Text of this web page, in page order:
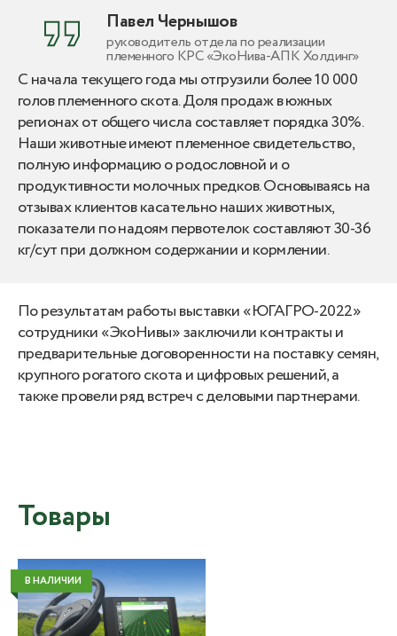
С начала текущего года мы отгрузили более 10 000
голов племенного скота. Доля продаж в южных
регионах от общего числа составляет порядка 30%.
Наши животные имеют племенное свидетельство,
полную информацию о родословной и о
продуктивности молочных предков. Основываясь на
отзывах клиентов касательно наших животных,
показатели по надоям первотелок составляют 30-36
кг/сут при должном содержании и кормлении.
Павел Чернышов
руководитель отдела по реализации
племенного КРС «ЭкоНива-АПК Холдинг»
По результатам работы выставки «ЮГАГРО-2022»
сотрудники «ЭкоНивы» заключили контракты и
предварительные договоренности на поставку семян,
крупного рогатого скота и цифровых решений, а
также провели ряд встреч с деловыми партнерами.
Товары
В НАЛИЧИИ